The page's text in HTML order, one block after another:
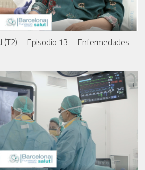
(T2) – Episodio 13 – Enfermedades